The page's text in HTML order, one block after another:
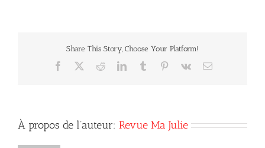
(1ère
partie)
Share This Story, Choose Your Platform!
Facebook RedditLinkedInTumblr Pinterest
Vk Courriel
À propos de l’auteur: Revue Ma Julie